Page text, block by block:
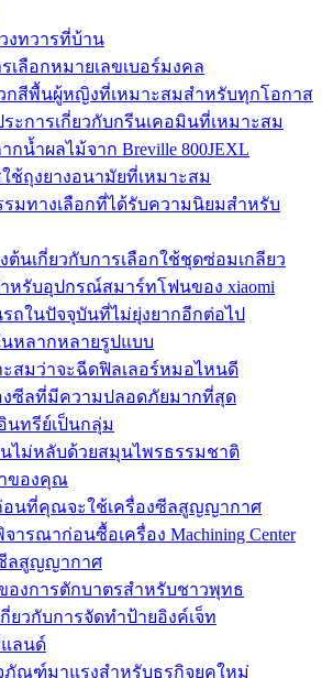
งทวารที่บ้าน
เลือกหมายเลขเบอร์มงคล
กสีพื้นผู้หญิงที่เหมาะสมสำหรับทุกโอกาส
ะการเกี่ยวกับกรีนเคอมินที่เหมาะสม
กน้ำผลไม้จาก Breville 800JEXL
ช้ถุงยางอนามัยที่เหมาะสม
มทางเลือกที่ได้รับความนิยมสำหรับ
ต้นเกี่ยวกับการเลือกใช้ชุดซ่อมเกลียว
หรับอุปกรณ์สมาร์ทโฟนของ xiaomi
รถในปัจจุบันที่ไม่ยุ่งยากอีกต่อไป
หลากหลายรูปแบบ
ะสมว่าจะฉีดฟิลเลอร์หมอไหนดี
งซีลที่มีความปลอดภัยมากที่สุด
นทรีย์เป็นกลุ่ม
ไม่หลับด้วยสมุนไพรธรรมชาติ
ของคุณ
อนที่คุณจะใช้เครื่องซีลสูญญากาศ
รณาก่อนซื้อเครื่อง Machining Center
ลสูญญากาศ
งการตักบาตรสำหรับชาวพุทธ
ยวกับการจัดทำป้ายอิงค์เจ็ท
ลนด์
ภัณฑ์มาแรงสำหรับธุรกิจยุคใหม่